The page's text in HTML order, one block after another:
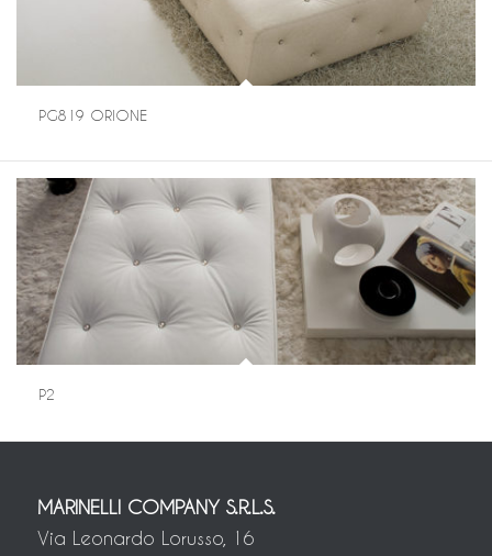
PG819 ORIONE
P2
MARINELLI COMPANY S.R.L.S.
Via Leonardo Lorusso, 16